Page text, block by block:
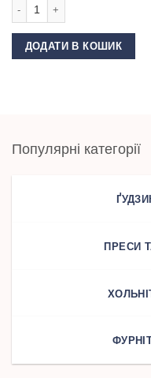
ДОДАТИ В КОШИК
Популярні категорії
ПРЕСИ